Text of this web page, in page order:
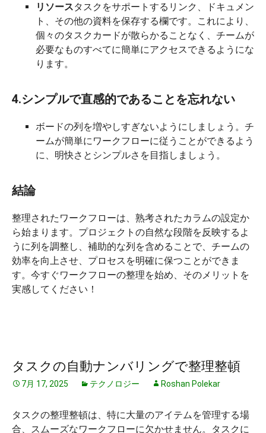
リソースタスクをサポートするリンク、ドキュメン
ト、その他の資料を保存する欄です。これにより、
個々のタスクカードが散らかることなく、チームが
必要なものすべてに簡単にアクセスできるようにな
ります。
4.シンプルで直感的であることを忘れない
ボードの列を増やしすぎないようにしましょう。チ
ームが簡単にワークフローに従うことができるよう
に、明快さとシンプルさを目指しましょう。
結論
整理されたワークフローは、熟考されたカラムの設定か
ら始まります。プロジェクトの自然な段階を反映するよ
うに列を調整し、補助的な列を含めることで、チームの
効率を向上させ、プロセスを明確に保つことができま
す。今すぐワークフローの整理を始め、そのメリットを
実感してください！
タスクの自動ナンバリングで整理整頓
7月 17, 2025 テクノロジー Roshan Polekar
タスクの整理整頓は、特に大量のアイテムを管理する場
合、スムーズなワークフローに欠かせません。タスクに